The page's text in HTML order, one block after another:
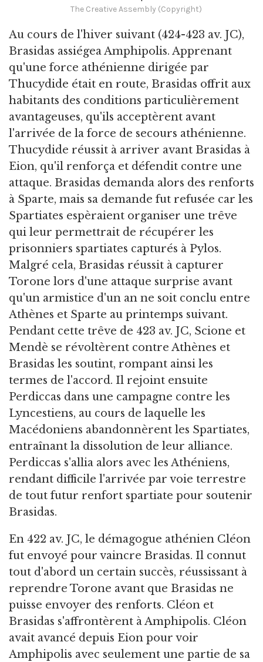
The Creative Assembly (Copyright)
Au cours de l'hiver suivant (424-423 av. JC),
Brasidas assiégea Amphipolis. Apprenant
qu'une force athénienne dirigée par
Thucydide était en route, Brasidas offrit aux
habitants des conditions particulièrement
avantageuses, qu'ils acceptèrent avant
l'arrivée de la force de secours athénienne.
Thucydide réussit à arriver avant Brasidas à
Eion, qu'il renforça et défendit contre une
attaque. Brasidas demanda alors des renforts
à Sparte, mais sa demande fut refusée car les
Spartiates espèraient organiser une trêve
qui leur permettrait de récupérer les
prisonniers spartiates capturés à Pylos.
Malgré cela, Brasidas réussit à capturer
Torone lors d'une attaque surprise avant
qu'un armistice d'un an ne soit conclu entre
Athènes et Sparte au printemps suivant.
Pendant cette trêve de 423 av. JC, Scione et
Mendè se révoltèrent contre Athènes et
Brasidas les soutint, rompant ainsi les
termes de l'accord. Il rejoint ensuite
Perdiccas dans une campagne contre les
Lyncestiens, au cours de laquelle les
Macédoniens abandonnèrent les Spartiates,
entraînant la dissolution de leur alliance.
Perdiccas s'allia alors avec les Athéniens,
rendant difficile l'arrivée par voie terrestre
de tout futur renfort spartiate pour soutenir
Brasidas.
En 422 av. JC, le démagogue athénien Cléon
fut envoyé pour vaincre Brasidas. Il connut
tout d'abord un certain succès, réussissant à
reprendre Torone avant que Brasidas ne
puisse envoyer des renforts. Cléon et
Brasidas s'affrontèrent à Amphipolis. Cléon
avait avancé depuis Eion pour voir
Amphipolis avec seulement une partie de sa